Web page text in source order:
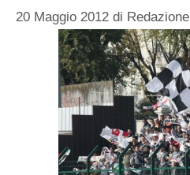
20 Maggio 2012 di Redazione